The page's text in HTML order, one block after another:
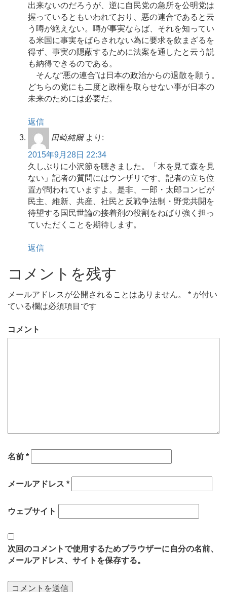
出来ないのだろうが、逆に自民党の急所を公明党は
握っているともいわれており、悪の連合であると云
う噂が絶えない。噂が事実ならば、それを知ってい
る米国に事実をばらされない為に要求を飲まざるを
得ず、事実の隠蔽するために法案を通したと云う説
も納得できるのである。
そんな“悪の連合”は日本の政治からの退散を願う。
どちらの党にも二度と政権を取らせない事が日本の
未来のためには必要だ。
返信
田崎純爾 より:
2015年9月28日 22:34
久しぶりに小沢節を聴きました。「木を見て森を見
ない」記者の質問にはウンザリです。記者の立ち位
置が問われていますよ。是非、一郎・太郎コンビが
民主、維新、共産、社民と反戦争法制・野党共闘を
待望する国民世論の接着剤の役割をねばり強く担っ
ていただくことを期待します。
返信
コメントを残す
メールアドレスが公開されることはありません。 * が付い
ている欄は必須項目です
コメント
名前 *
メールアドレス *
ウェブサイト
次回のコメントで使用するためブラウザーに自分の名前、
メールアドレス、サイトを保存する。